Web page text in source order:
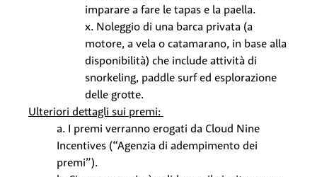
imparare a fare le tapas e la paella.
x. Noleggio di una barca privata (a
motore, a vela o catamarano, in base alla
disponibilità) che include attività di
snorkeling, paddle surf ed esplorazione
delle grotte.
Ulteriori dettagli sui premi:
a. I premi verranno erogati da Cloud Nine
Incentives (“Agenzia di adempimento dei
premi”).